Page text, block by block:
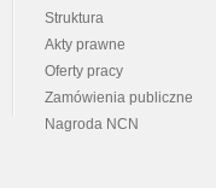
Struktura
Akty prawne
Oferty pracy
Zamówienia publiczne
Nagroda NCN